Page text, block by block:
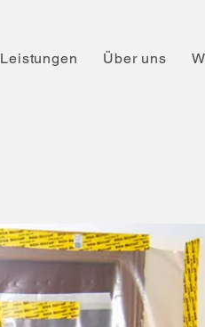
Leistungen Über uns